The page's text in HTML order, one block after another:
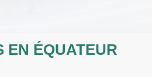
EN ÉQUATEUR